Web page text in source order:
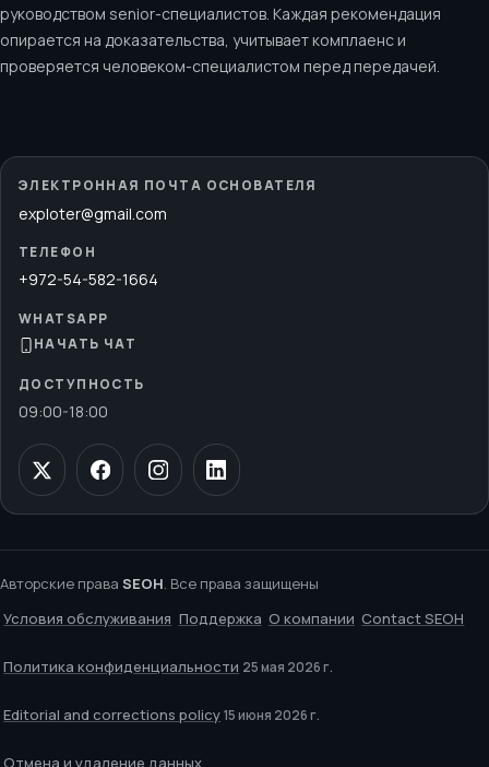
руководством senior-специалистов. Каждая рекомендация
опирается на доказательства, учитывает комплаенс и
проверяется человеком-специалистом перед передачей.
ЭЛЕКТРОННАЯ ПОЧТА ОСНОВАТЕЛЯ
exploter@gmail.com
ТЕЛЕФОН
+972-54-582-1664
WHATSAPP
НАЧАТЬ ЧАТ
ДОСТУПНОСТЬ
09:00-18:00
Авторские права SEOH. Все права защищены
Условия обслуживания Поддержка О компании Contact SEOH
Политика конфиденциальности 25 мая 2026 г.
Editorial and corrections policy 15 июня 2026 г.
Отмена и удаление данных